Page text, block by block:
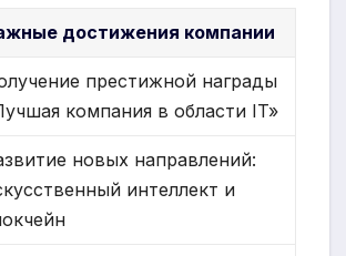
достижения компании
престижной награды
компания в области IT»
новых направлений:
интеллект и